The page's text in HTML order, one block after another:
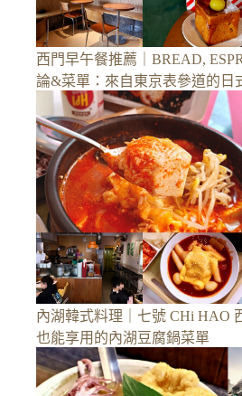
西門早午餐推薦｜BREAD,
論&菜單：來自東京表參道的日
內湖韓式料理｜七號 CHi HAO
也能享用的內湖豆腐鍋菜單